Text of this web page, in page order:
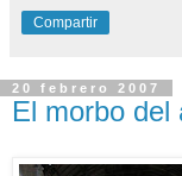
Compartir
20 febrero 2007
El morbo del